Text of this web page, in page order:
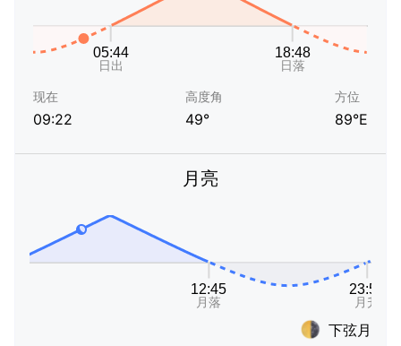
现在
09:22
高度角
49°
方位
89°E
月亮
下弦月